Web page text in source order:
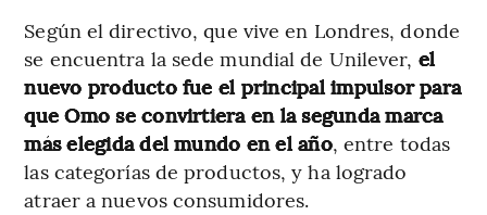
Según el directivo, que vive en Londres, donde
se encuentra la sede mundial de Unilever, el
nuevo producto fue el principal impulsor para
que Omo se convirtiera en la segunda marca
más elegida del mundo en el año, entre todas
las categorías de productos, y ha logrado
atraer a nuevos consumidores.